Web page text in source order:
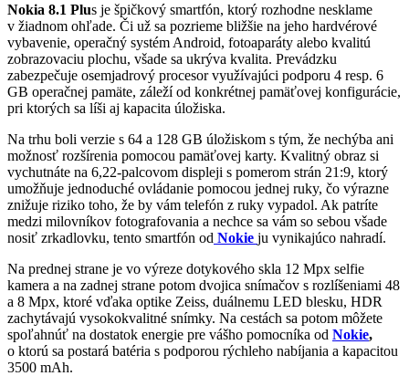
Nokia 8.1 Plus je špičkový smartfón, ktorý rozhodne nesklame
v žiadnom ohľade. Či už sa pozrieme bližšie na jeho hardvérové
vybavenie, operačný systém Android, fotoaparáty alebo kvalitú
zobrazovaciu plochu, všade sa ukrýva kvalita. Prevádzku
zabezpečuje osemjadrový procesor využívajúci podporu 4 resp. 6
GB operačnej pamäte, záleží od konkrétnej pamäťovej konfigurácie,
pri ktorých sa líši aj kapacita úložiska.
Na trhu boli verzie s 64 a 128 GB úložiskom s tým, že nechýba ani
možnosť rozšírenia pomocou pamäťovej karty. Kvalitný obraz si
vychutnáte na 6,22-palcovom displeji s pomerom strán 21:9, ktorý
umožňuje jednoduché ovládanie pomocou jednej ruky, čo výrazne
znižuje riziko toho, že by vám telefón z ruky vypadol. Ak patríte
medzi milovníkov fotografovania a nechce sa vám so sebou všade
nosiť zrkadlovku, tento smartfón od Nokie ju vynikajúco nahradí.
Na prednej strane je vo výreze dotykového skla 12 Mpx selfie
kamera a na zadnej strane potom dvojica snímačov s rozlíšeniami 48
a 8 Mpx, ktoré vďaka optike Zeiss, duálnemu LED blesku, HDR
zachytávajú vysokokvalitné snímky. Na cestách sa potom môžete
spoľahnúť na dostatok energie pre vášho pomocníka od Nokie,
o ktorú sa postará batéria s podporou rýchleho nabíjania a kapacitou
3500 mAh.